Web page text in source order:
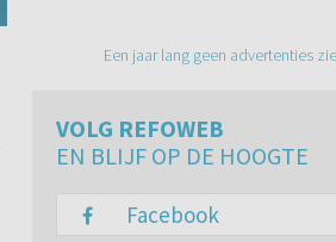
Een jaar lang geen advertenties
VOLG REFOWEB
EN BLIJF OP DE HOOGTE
Facebook